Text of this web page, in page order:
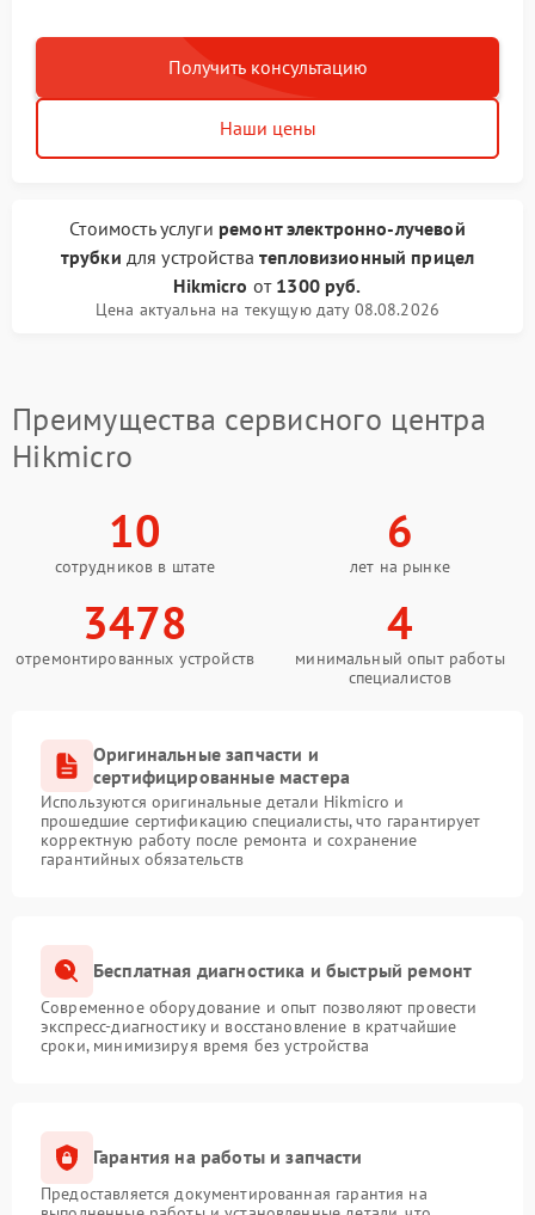
Получить консультацию
Наши цены
Стоимость услуги ремонт электронно-лучевой
трубки для устройстватепловизионный прицел
Hikmicro от 1300 руб.
Цена актуальна на текущую дату 08.08.2026
Преимущества сервисного центра
Hikmicro
10
сотрудников в штате
6
лет на рынке
3478
отремонтированных устройств
4
минимальный опыт работы
специалистов
Оригинальные запчасти и
сертифицированные мастера
Используются оригинальные детали Hikmicro и
прошедшие сертификацию специалисты, что гарантирует
корректную работу после ремонта и сохранение
гарантийных обязательств
Бесплатная диагностика и быстрый ремонт
Современное оборудование и опыт позволяют провести
экспресс-диагностику и восстановление в кратчайшие
сроки, минимизируя время без устройства
Гарантия на работы и запчасти
Предоставляется документированная гарантия на